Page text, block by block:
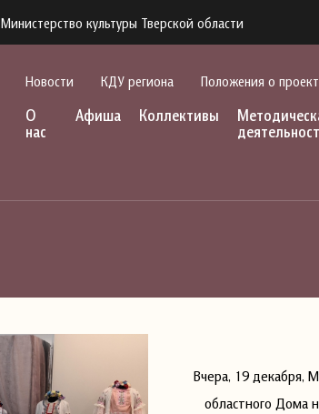
Министерство культуры Тверской области
Новости КДУ региона Положения о
О
нас
Афиша Коллективы
Вчера, 19 декабря,
областного Дома